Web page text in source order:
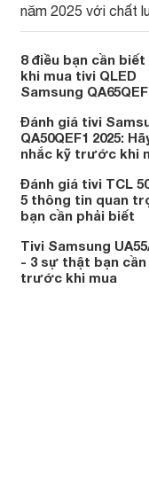
năm 2025 với chất
đánh giá cao, màu
năng upscale ấn
phẩm vẫn còn một
nhắc trước khi
8 điều bạn cần
khi mua tivi QLED
Samsung
Đánh giá tivi
QA50QEF1 2025:
nhắc kỹ trước khi
Đánh giá tivi TCL
5 thông tin quan
bạn cần phải biết
Tivi Samsung
- 3 sự thật bạn
trước khi mua